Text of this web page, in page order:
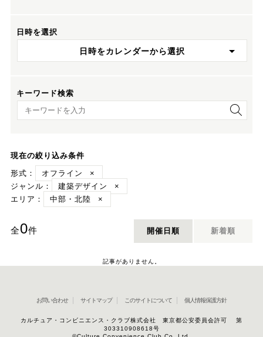
日時を選択
日時をカレンダーから選択
キーワード検索
キーワード検索
現在の絞り込み条件
形式：
オフライン
×
ジャンル：
建築デザイン
×
エリア：
中部・北陸 ×
全0件 開催日順 新着順
記事がありません。
お問い合わせ サイトマップ このサイトについて 個人情報保護方針
カルチュア・コンビニエンス・クラブ株式会社 東京都公安委員会許可 第
303310908618号